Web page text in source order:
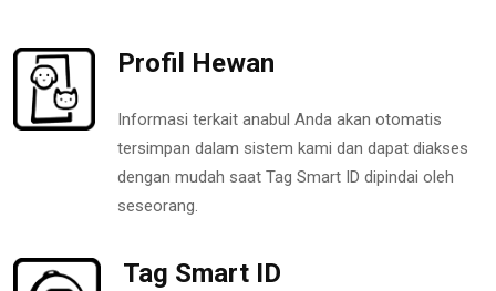
Profil Hewan
Informasi terkait anabul Anda akan otomatis
tersimpan dalam sistem kami dan dapat diakses
dengan mudah saat Tag Smart ID dipindai oleh
seseorang.
Tag Smart ID